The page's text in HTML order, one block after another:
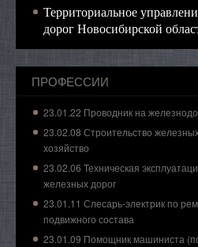
Территориальное
дорог Новосибирской
ПРОФЕССИИ
23.01.22 Проводник на
23.02.08 Строительство
хозяйство
23.02.06 Техническая
железных дорог
23.01.11 Слесарь-электрик по
подвижного состава
23.01.09 Помощник машиниста